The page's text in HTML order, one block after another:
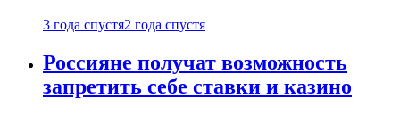
3 года спустя2 года спустя
Россияне получат возможность
запретить себе ставки и казино